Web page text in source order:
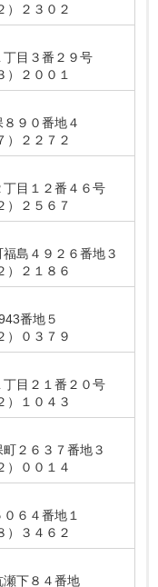
）２３０２
目３番２９号
）２００１
９０番地４
）２２７２
目１２番４６号
）２５６７
島４９２６番地３
）２１８６
番地５
）０３７９
目２１番２０号
）１０４３
２６３７番地３
）００１４
６４番地１
）３４６２
下８４番地